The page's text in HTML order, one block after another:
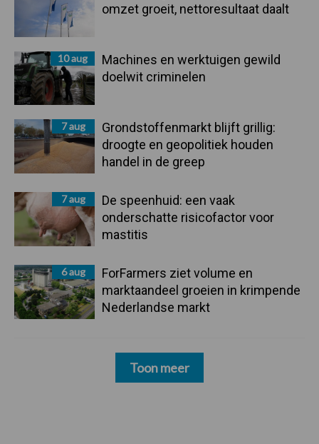
omzet groeit, nettoresultaat daalt
10 aug
Machines en werktuigen gewild
doelwit criminelen
7 aug
Grondstoffenmarkt blijft grillig:
droogte en geopolitiek houden
handel in de greep
7 aug
De speenhuid: een vaak
onderschatte risicofactor voor
mastitis
6 aug
ForFarmers ziet volume en
marktaandeel groeien in krimpende
Nederlandse markt
Toon meer